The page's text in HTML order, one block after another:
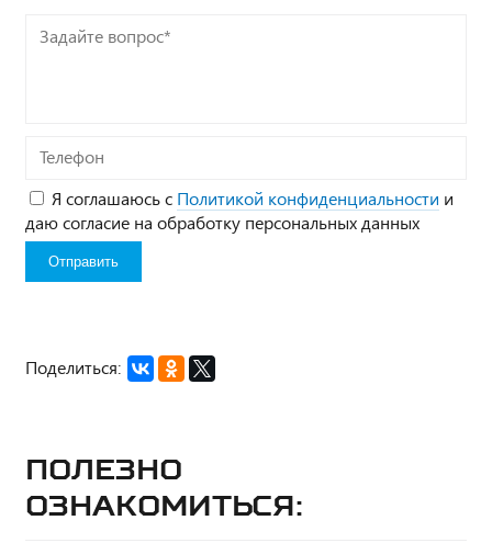
Задайте
Телефон
Я соглашаюсь с Политикой конфиденциальности и
даю согласие на обработку персональных данных
Поделиться:
Полезно
ознакомиться: